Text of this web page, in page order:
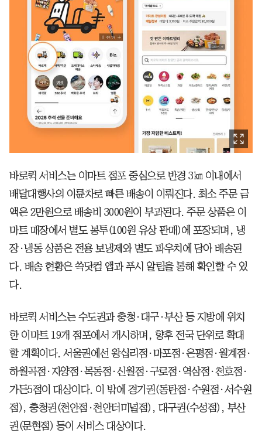
바로퀵 서비스는 이마트 점포 중심으로 반경 3㎞ 이내에서
배달대행사의 이륜차로 빠른 배송이 이뤄진다. 최소 주문 금
액은 2만원으로 배송비 3000원이 부과된다. 주문 상품은 이
마트 매장에서 별도 봉투(100원 유상 판매)에 포장되며, 냉
장·냉동 상품은 전용 보냉제와 별도 파우치에 담아 배송된
다. 배송 현황은 쓱닷컴 앱과 푸시 알림을 통해 확인할 수 있
다.
바로퀵 서비스는 수도권과 충청·대구·부산 등 지방에 위치
한 이마트 19개 점포에서 개시하며, 향후 전국 단위로 확대
할 계획이다. 서울권에선 왕십리점·마포점·은평점·월계점·
하월곡점·자양점·목동점·신월점·구로점·역삼점·천호점·
가든5점이 대상이다. 이 밖에 경기권(동탄점·수원점·서수원
점), 충청권(천안점·천안터미널점), 대구권(수성점), 부산
권(문현점) 등이 서비스 대상이다.